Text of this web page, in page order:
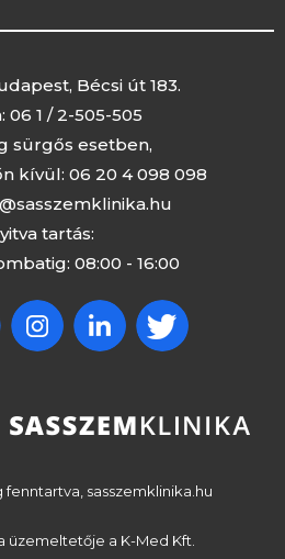
Bécsi út 183.
06 1 / 2-505-505
sürgős esetben,
kívül: 06 20 4 098 098
tartás:
08:00 - 16:00
fenntartva, sasszemklinika.hu
üzemeltetője a K-Med Kft.